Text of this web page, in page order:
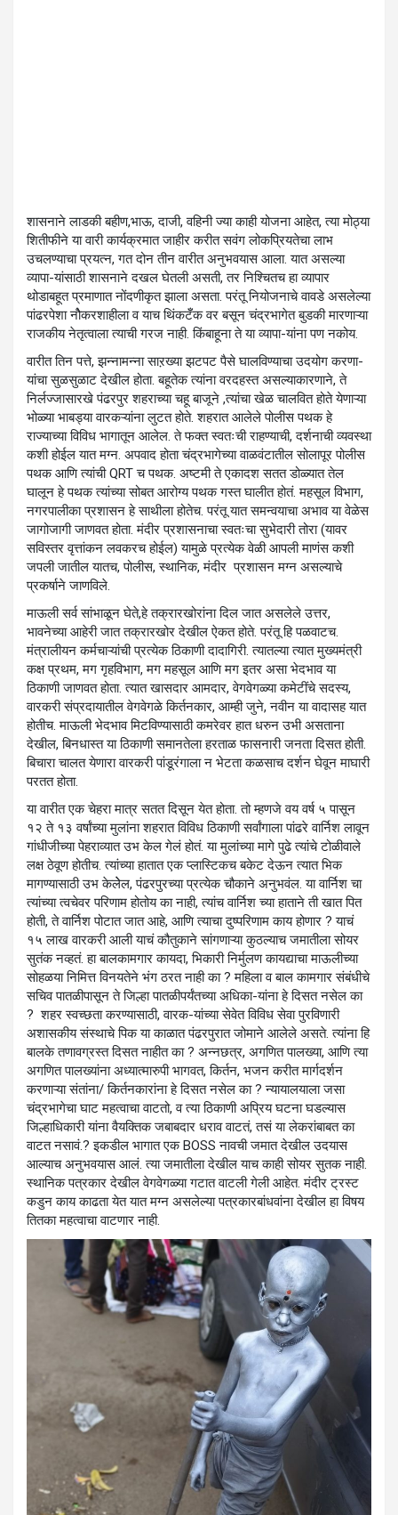
शासनाने लाडकी बहीण,भाऊ, दाजी, वहिनी ज्या काही योजना आहेत, त्या मोठ्या
शितीफीने या वारी कार्यक्रमात जाहीर करीत सवंग लोकप्रियतेचा लाभ
उचलण्याचा प्रयत्न, गत दोन तीन वारीत अनुभवयास आला. यात असल्या
व्यापा-यांसाठी शासनाने दखल घेतली असती, तर निश्चितच हा व्यापार
थोडाबहूत प्रमाणात नोंदणीकृत झाला असता. परंतू नियोजनाचे वावडे असलेल्या
पांढरपेशा नोैकरशाहीला व याच थिंकटॅँक वर बसून चंद्रभागेत बुडकी मारणाऱ्या
राजकीय नेतृत्वाला त्याची गरज नाही. किंबाहूना ते या व्यापा-यांना पण नकोय.
वारीत तिन पत्ते, झन्नामन्ना साऱख्या झटपट पैसे घालविण्याचा उदयोग करणा-
यांचा सुळसुळाट देखील होता. बहूतेक त्यांना वरदहस्त असल्याकारणाने, ते
निर्लज्जासारखे पंढरपुर शहराच्या चहू बाजूने ,त्यांचा खेळ चालवित होते येणाऱ्या
भोळ्या भाबड्या वारकऱ्यांना लुटत होते. शहरात आलेले पोलीस पथक हे
राज्याच्या विविध भागातून आलेल. ते फक्त स्वतःची राहण्याची, दर्शनाची व्यवस्था
कशी होईल यात मग्न. अपवाद होता चंद्रभागेच्या वाळवंटातील सोलापूर पोलीस
पथक आणि त्यांची QRT च पथक. अष्टमी ते एकादश सतत डोळ्यात तेल
घालून हे पथक त्यांच्या सोबत आरोग्य पथक गस्त घालीत होतं. महसूल विभाग,
नगरपालीका प्रशासन हे साथीला होतेच. परंतू यात समन्वयाचा अभाव या वेळेस
जागोजागी जाणवत होता. मंदीर प्रशासनाचा स्वतःचा सुभेदारी तोरा (यावर
सविस्तर वृत्तांकन लवकरच होईल) यामुळे प्रत्येक वेळी आपली माणंस कशी
जपली जातील यातच, पोलीस, स्थानिक, मंदीर प्रशासन मग्न असल्याचे
प्रकर्षाने जाणविले.
माऊली सर्व सांभाळून घेते,हे तक्रारखोरांना दिल जात असलेले उत्तर,
भावनेच्या आहेरी जात तक्रारखोर देखील ऐकत होते. परंतू हि पळवाटच.
मंत्रालीयन कर्मचाऱ्यांची प्रत्येक ठिकाणी दादागिरी. त्यातल्या त्यात मुख्यमंत्री
कक्ष प्रथम, मग गृहविभाग, मग महसूल आणि मग इतर असा भेदभाव या
ठिकाणी जाणवत होता. त्यात खासदार आमदार, वेगवेगळ्या कमेटींचे सदस्य,
वारकरी संप्रदायातील वेगवेगळे किर्तनकार, आम्ही जुने, नवीन या वादासह यात
होतीच. माऊली भेदभाव मिटविण्यासाठी कमरेवर हात धरुन उभी असताना
देखील, बिनधास्त या ठिकाणी समानतेला हरताळ फासनारी जनता दिसत होती.
बिचारा चालत येणारा वारकरी पांडूरंगाला न भेटता कळसाच दर्शन घेवून माघारी
परतत होता.
या वारीत एक चेहरा मात्र सतत दिसून येत होता. तो म्हणजे वय वर्ष ५ पासून
१२ ते १३ वर्षांच्या मुलांना शहरात विविध ठिकाणी सर्वांगाला पांढरे वार्निश लावून
गांधीजीच्या पेहराव्यात उभ केल गेलं होतं. या मुलांच्या मागे पुढे त्यांचे टोळीवाले
लक्ष ठेवूण होतीच. त्यांच्या हातात एक प्लास्टिकच बकेट देऊन त्यात भिक
मागण्यासाठी उभ केलेेल, पंढरपुरच्या प्रत्येक चौकाने अनुभवंल. या वार्निश चा
त्यांच्या त्वचेवर परिणाम होतोय का नाही, त्यांच वार्निश च्या हाताने ती खात पित
होती, ते वार्निश पोटात जात आहे, आणि त्याचा दुष्परिणाम काय होणार ? याचं
१५ लाख वारकरी आली याचं कौतुकाने सांगणाऱ्या कुठल्याच जमातीला सोयर
सुतंक नव्हतं. हा बालकामगार कायदा, भिकारी निर्मुलण कायद्याचा माऊलीच्या
सोहळया निमित्त विनयतेने भंग ठरत नाही का ? महिला व बाल कामगार संबंधीचे
सचिव पातळीपासून ते जिल्हा पातळीपर्यंतच्या अधिका-यांना हे दिसत नसेल का
? शहर स्वच्छता करण्यासाठी, वारक-यांच्या सेवेत विविध सेवा पुरविणारी
अशासकीय संस्थाचे पिक या काळात पंढरपुरात जोमाने आलेले असते. त्यांना हि
बालके तणावग्रस्त दिसत नाहीत का ? अन्नछत्र, अगणित पालख्या, आणि त्या
अगणित पालख्यांना अध्यात्मारुपी भागवत, किर्तन, भजन करीत मार्गदर्शन
करणाऱ्या संतांना/ किर्तनकारांना हे दिसत नसेल का ? न्यायालयाला जसा
चंद्रभागेचा घाट महत्वाचा वाटतो, व त्या ठिकाणी अप्रिय घटना घडल्यास
जिल्हाधिकारी यांना वैयक्तिक जबाबदार धराव वाटतं, तसं या लेकरांबाबत का
वाटत नसावं.? इकडील भागात एक BOSS नावची जमात देखील उदयास
आल्याच अनुभवयास आलं. त्या जमातीला देखील याच काही सोयर सुतक नाही.
स्थानिक पत्रकार देखील वेगवेगळ्या गटात वाटली गेली आहेत. मंदीर ट्रस्ट
कडुन काय काढता येत यात मग्न असलेल्या पत्रकारबांधवांना देखील हा विषय
तितका महत्वाचा वाटणार नाही.